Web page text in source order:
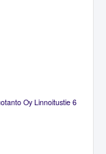
Oy Linnoitustie 6